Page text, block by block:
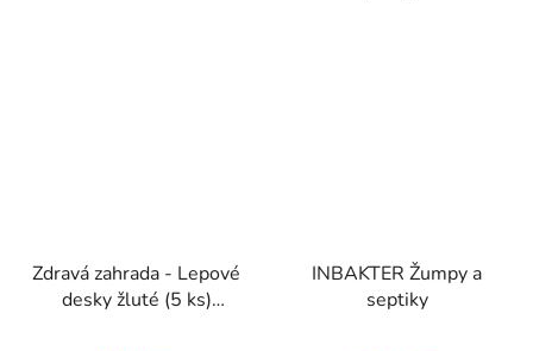
Zdravá zahrada - Lepové
desky žluté (5 ks)
INBAKTER Žumpy a
septiky